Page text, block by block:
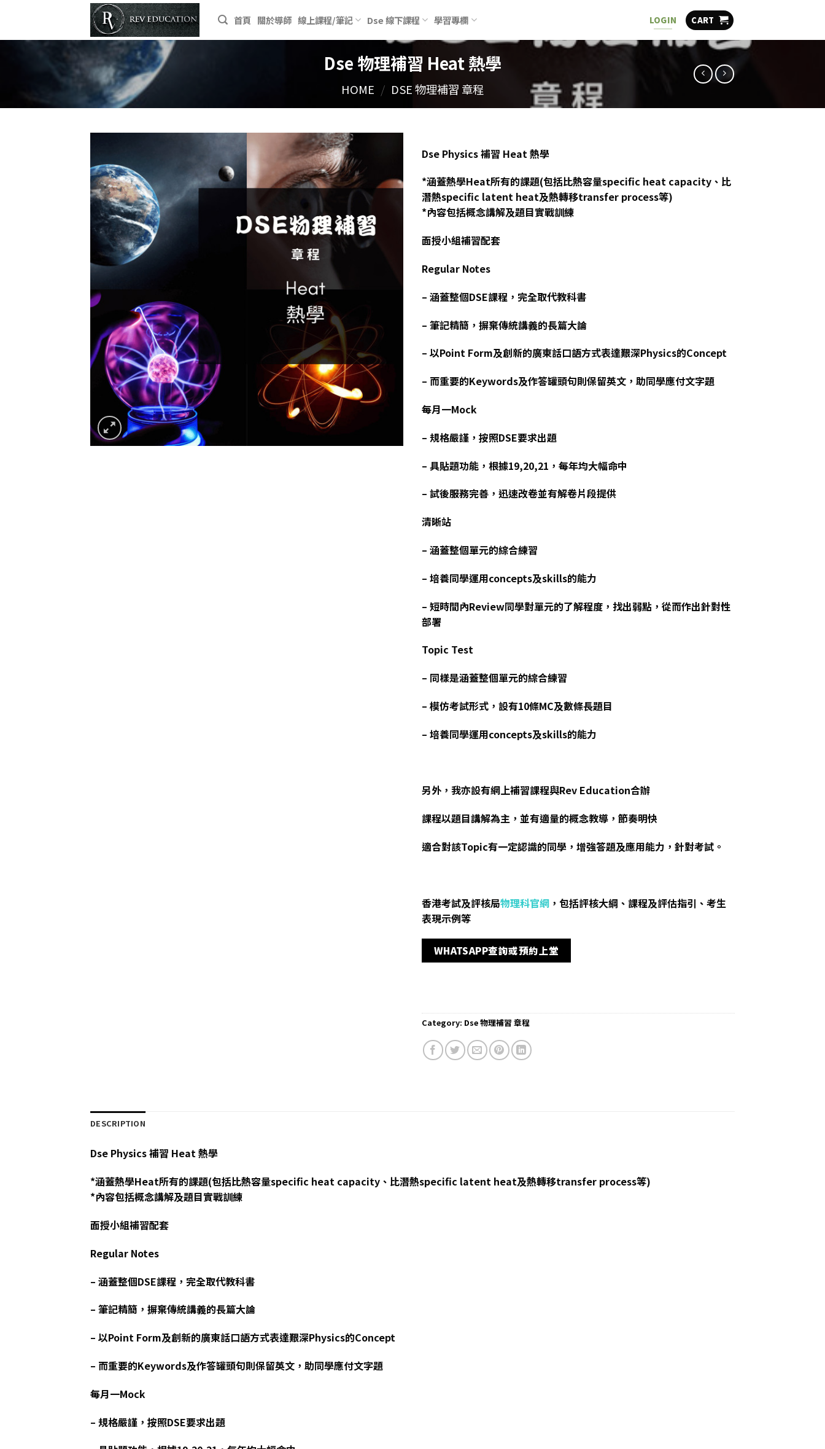
content
首頁 關於導師 線上課程/筆記 Dse 線下課程 學習專欄 LOGIN CART
Dse 物理補習 Heat 熱學
HOME / DSE 物理補習 章程
Dse Physics 補習 Heat 熱學
*涵蓋熱學Heat所有的課題(包括比熱容量specific heat capacity、比
潛熱specific latent heat及熱轉移transfer process等)
*內容包括概念講解及題目實戰訓練
面授小組補習配套
Regular Notes
– 涵蓋整個DSE課程，完全取代教科書
– 筆記精簡，摒棄傳統講義的長篇大論
– 以Point Form及創新的廣東話口語方式表達艱深Physics的Concept
– 而重要的Keywords及作答罐頭句則保留英文，助同學應付文字題
每月一Mock
– 規格嚴謹，按照DSE要求出題
– 具貼題功能，根據19,20,21，每年均大幅命中
– 試後服務完善，迅速改卷並有解卷片段提供
清晰站
– 涵蓋整個單元的綜合練習
– 培養同學運用concepts及skills的能力
– 短時間內Review同學對單元的了解程度，找出弱點，從而作出針對性
部署
Topic Test
– 同樣是涵蓋整個單元的綜合練習
– 模仿考試形式，設有10條MC及數條長題目
– 培養同學運用concepts及skills的能力
另外，我亦設有網上補習課程與Rev Education合辦
課程以題目講解為主，並有適量的概念教導，節奏明快
適合對該Topic有一定認識的同學，增強答題及應用能力，針對考試。
香港考試及評核局物理科官網 ，包括評核大綱、課程及評估指引、考生
表現示例等
WHATSAPP查詢或預約上堂
Category: Dse 物理補習 章程
DESCRIPTION
Dse Physics 補習 Heat 熱學
*涵蓋熱學Heat所有的課題(包括比熱容量specific heat capacity、比潛熱specific latent heat及熱轉移transfer process等)
*內容包括概念講解及題目實戰訓練
面授小組補習配套
Regular Notes
– 涵蓋整個DSE課程，完全取代教科書
– 筆記精簡，摒棄傳統講義的長篇大論
– 以Point Form及創新的廣東話口語方式表達艱深Physics的Concept
– 而重要的Keywords及作答罐頭句則保留英文，助同學應付文字題
每月一Mock
– 規格嚴謹，按照DSE要求出題